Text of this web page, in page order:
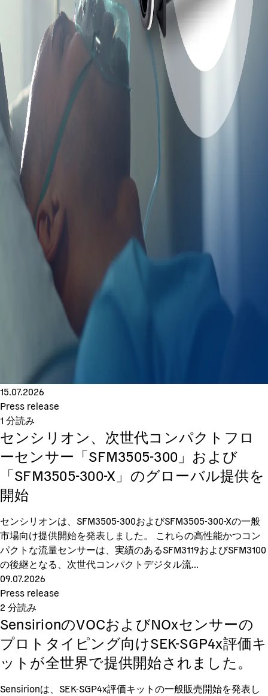
15.07.2026
Press release
1 分読み
センシリオン、次世代コンパクトフロ
ーセンサー「SFM3505-300」および
「SFM3505-300-X」のグローバル提供を
開始
センシリオンは、SFM3505-300およびSFM3505-300-Xの一般
市場向け提供開始を発表しました。 これらの高性能かつコン
パクトな流量センサーは、実績のあるSFM3119およびSFM3100
の後継となる、次世代コンパクトデジタル流...
09.07.2026
Press release
2 分読み
SensirionのVOCおよびNOxセンサーの
プロトタイピング向けSEK-SGP4x評価キ
ットが全世界で提供開始されました。
Sensirionは、SEK-SGP4x評価キットの一般販売開始を発表し